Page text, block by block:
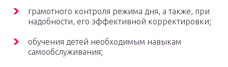
грамотного контроля режима дня, а также, при
надобности, его эффективной корректировки;
обучения детей необходимым навыкам
самообслуживания;